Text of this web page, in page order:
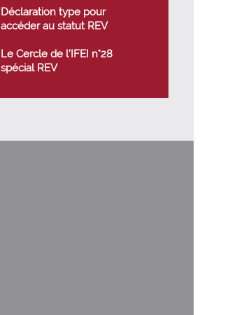
Déclaration type pour
accéder au statut REV
Le Cercle de l’IFEI n°28
spécial REV